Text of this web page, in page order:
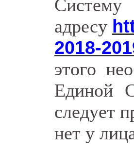
адресу
2018-
этого
Единой
следует
нет у